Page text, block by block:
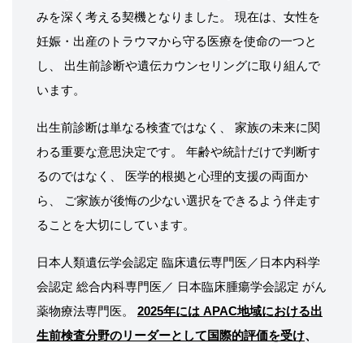
みを深く考える契機となりました。 現在は、女性を
妊娠・出産のトラウマから守る医療を使命の一つと
し、 出生前診断や遺伝カウンセリングに取り組んで
います。
出生前診断は単なる検査ではなく、 家族の未来に関
わる重要な意思決定です。 年齢や統計だけで判断す
るのではなく、 医学的根拠と心理的支援の両面か
ら、 ご家族が後悔の少ない選択をできるよう伴走す
ることを大切にしています。
日本人類遺伝学会認定 臨床遺伝専門医／日本内科学
会認定 総合内科専門医／ 日本臨床腫瘍学会認定 がん
薬物療法専門医。 2025年には APAC地域における出
生前検査分野のリーダーとして国際的評価を受け、